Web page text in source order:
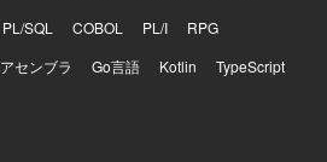
PL/SQL COBOL PL/I
RPG
アセンブラ Go言語 Kotlin
TypeScript